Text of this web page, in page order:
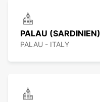
PALAU (SARDINIEN)
PALAU - ITALY